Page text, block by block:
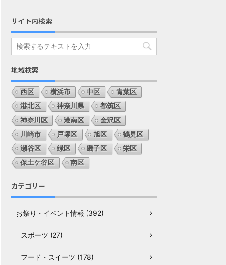
サイト内検索
地域検索
西区 横浜市 中区
青葉区
港北区
神奈川県
都筑区
神奈川区
港南区
金沢区
川崎市
戸塚区 旭区
鶴見区
瀬谷区
緑区 磯子区
栄区
保土ケ谷区
南区
カテゴリー
お祭り・イベント情報 (392)
スポーツ (27)
フード・スイーツ (178)